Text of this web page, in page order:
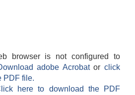
browser is not configured to
adobe Acrobatorclick
PDF file.
here to download the PDF